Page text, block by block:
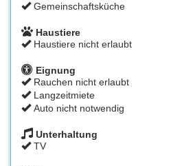
Gemeinschaftsküche
Haustiere
Haustiere nicht erlaubt
Eignung
Rauchen nicht erlaubt
Langzeitmiete
Auto nicht notwendig
Unterhaltung
TV